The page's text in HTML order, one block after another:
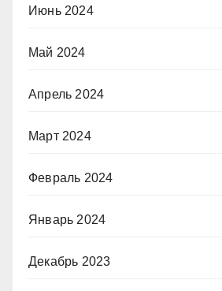
Июнь 2024
Май 2024
Апрель 2024
Март 2024
Февраль 2024
Январь 2024
Декабрь 2023